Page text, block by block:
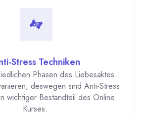
Stress Techniken
Phasen des Liebesaktes
deswegen sind Anti-Stress
wichtiger Bestandteil des Online
Kurses.